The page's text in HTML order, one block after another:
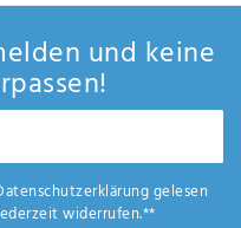
und keine
gelesen
widerrufen.**